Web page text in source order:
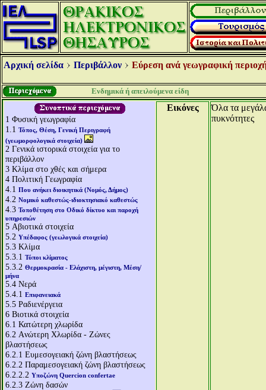
Αρχική σελίδα Περιβάλλον Εύρεση ανά γεωγραφική
Ενδημικά ή απειλούμενα είδη
1 Φυσική γεωγραφία
1.1 Τόπος, Θέση, Γενική Περιγραφή
(γεωμορφολογικά στοιχεία)
2 Γενικά ιστορικά στοιχεία για το
περιβάλλον
3 Κλίμα στο χθές και σήμερα
4 Πολιτική Γεωγραφία
4.1 Που ανήκει διοικητικά (Νομός, Δήμος)
4.2 Νομικό καθεστώς-ιδιοκτησιακό καθεστώς
4.3 Τοποθέτηση στο Οδικό δίκτυο και παροχή
υπηρεσιών
5 Αβιοτικά στοιχεία
5.2 Υπέδαφος (γεωλογικά στοιχεία)
5.3 Κλίμα
5.3.1 Τύποι κλίματος
5.3.2 Θερμοκρασία - Ελάχιστη, μέγιστη, Μέση/
μήνα
5.4 Νερά
5.4.1 Επιφανειακά
5.5 Ραδιενέργεια
6 Βιοτικά στοιχεία
6.1 Κατώτερη χλωρίδα
6.2 Aνώτερη Χλωρίδα - Ζώνες
βλαστήσεως
6.2.1 Ευμεσογειακή ζώνη βλαστήσεως
6.2.2 Παραμεσογειακή ζώνη βλαστήσεως
6.2.2.2 Υποζώνη Quercion confertae
6.2.3 Ζώνη δασών
Εικόνες
Όλα τα
πυκνότητες